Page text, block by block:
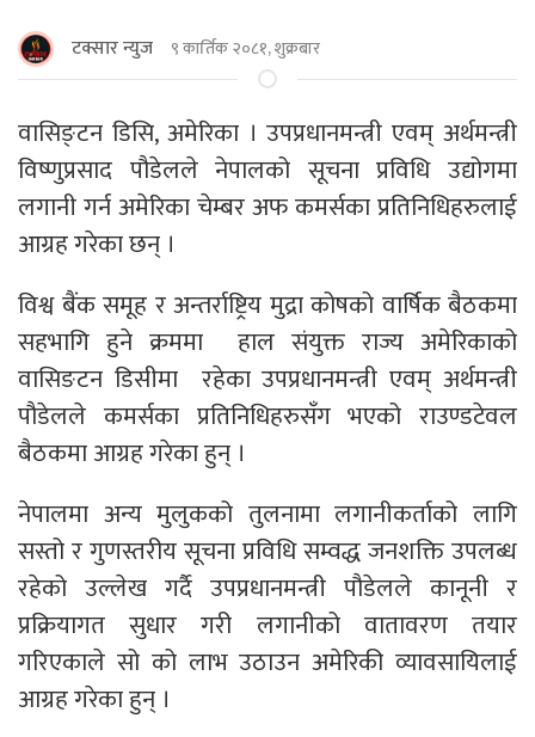
टक्सार न्युज ९ कार्तिक २०८१, शुक्रबार
वासिङ्टन डिसि, अमेरिका । उपप्रधानमन्त्री एवम् अर्थमन्त्री
विष्णुप्रसाद पौडेलले नेपालको सूचना प्रविधि उद्योगमा
लगानी गर्न अमेरिका चेम्बर अफ कमर्सका प्रतिनिधिहरुलाई
आग्रह गरेका छन् ।
विश्व बैंक समूह र अन्तर्राष्ट्रिय मुद्रा कोषको वार्षिक बैठकमा
सहभागि हुने क्रममा हाल संयुक्त राज्य अमेरिकाको
वासिङटन डिसीमा रहेका उपप्रधानमन्त्री एवम् अर्थमन्त्री
पौडेलले कमर्सका प्रतिनिधिहरुसँग भएको राउण्डटेवल
बैठकमा आग्रह गरेका हुन् ।
नेपालमा अन्य मुलुकको तुलनामा लगानीकर्ताको लागि
सस्तो र गुणस्तरीय सूचना प्रविधि सम्वद्ध जनशक्ति उपलब्ध
रहेको उल्लेख गर्दै उपप्रधानमन्त्री पौडेलले कानूनी र
प्रक्रियागत सुधार गरी लगानीको वातावरण तयार
गरिएकाले सो को लाभ उठाउन अमेरिकी व्यावसायिलाई
आग्रह गरेका हुन् ।